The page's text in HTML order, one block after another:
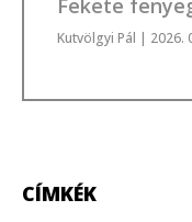
Fekete
Kutvölgyi Pál | 2026.
CÍMKÉK